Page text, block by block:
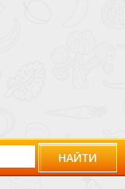
НАЙТИ